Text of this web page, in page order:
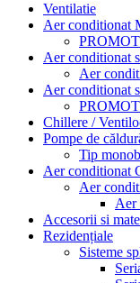
Ventilatie
Aer conditionat
Aer conditionat
Aer
Aer conditionat
Chillere /
Pompe de
Tip
Aer conditionat
Aer
Aer
Accesorii si
Rezidențiale
Sisteme